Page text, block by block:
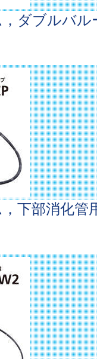
ダブルバル
下部消化管